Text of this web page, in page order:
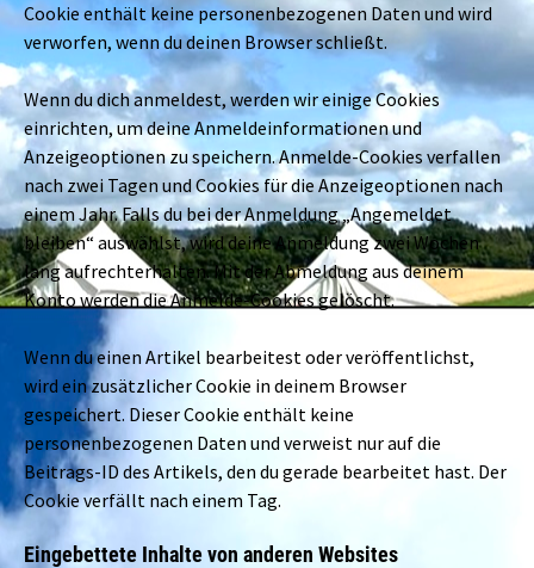
Cookie enthält keine personenbezogenen Daten und wird
verworfen, wenn du deinen Browser schließt.
Wenn du dich anmeldest, werden wir einige Cookies
einrichten, um deine Anmeldeinformationen und
Anzeigeoptionen zu speichern. Anmelde-Cookies verfallen
nach zwei Tagen und Cookies für die Anzeigeoptionen nach
einem Jahr. Falls du bei der Anmeldung „Angemeldet
bleiben“ auswählst, wird deine Anmeldung zwei Wochen
lang aufrechterhalten. Mit der Abmeldung aus deinem
Konto werden die Anmelde-Cookies gelöscht.
Wenn du einen Artikel bearbeitest oder veröffentlichst,
wird ein zusätzlicher Cookie in deinem Browser
gespeichert. Dieser Cookie enthält keine
personenbezogenen Daten und verweist nur auf die
Beitrags-ID des Artikels, den du gerade bearbeitet hast. Der
Cookie verfällt nach einem Tag.
Eingebettete Inhalte von anderen Websites